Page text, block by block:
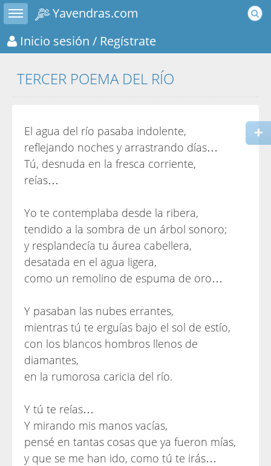
Toggle sidebar
Yavendras.com
Inicio sesión / Regístrate
TERCER POEMA DEL RÍO
El agua del río pasaba indolente,
reflejando noches y arrastrando días…
Tú, desnuda en la fresca corriente,
reías…
Yo te contemplaba desde la ribera,
tendido a la sombra de un árbol sonoro;
y resplandecía tu áurea cabellera,
desatada en el agua ligera,
como un remolino de espuma de oro…
Y pasaban las nubes errantes,
mientras tú te erguías bajo el sol de estío,
con los blancos hombros llenos de
diamantes,
en la rumorosa caricia del río.
Y tú te reías…
Y mirando mis manos vacías,
pensé en tantas cosas que ya fueron mías,
y que se me han ido, como tú te irás…